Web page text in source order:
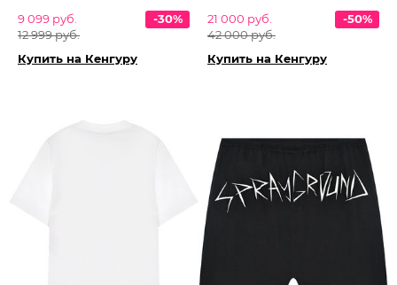
9 099 руб.
12 999 руб.
-30%
Купить на Кенгуру
21 000 руб.
42 000 руб.
-50%
Купить на Кенгуру